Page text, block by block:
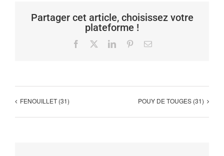
Partager cet article, choisissez votre
plateforme !
Facebook LinkedInPinterestEmail
FENOUILLET (31) POUY DE TOUGES (31)